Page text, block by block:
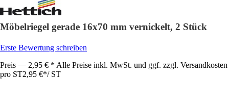
Möbelriegel gerade 16x70 mm vernickelt, 2 Stück
Erste Bewertung schreiben
Preis — 2,95 € * Alle Preise inkl. MwSt. und ggf. zzgl. Versandkosten
pro ST2,95 €*/ ST